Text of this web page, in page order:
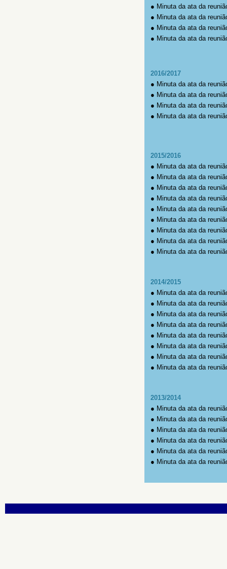
● Minuta da ata da
● Minuta da ata da
● Minuta da ata da
● Minuta da ata da
2016/2017
● Minuta da ata da
● Minuta da ata da
● Minuta da ata da
● Minuta da ata da
2015/2016
● Minuta da ata da
● Minuta da ata da
● Minuta da ata da
● Minuta da ata da
● Minuta da ata da
● Minuta da ata da
● Minuta da ata da
● Minuta da ata da
● Minuta da ata da
2014/2015
● Minuta da ata da
● Minuta da ata da
● Minuta da ata da
● Minuta da ata da
● Minuta da ata da
● Minuta da ata da
● Minuta da ata da
● Minuta da ata da
2013/2014
● Minuta da ata da
● Minuta da ata da
● Minuta da ata da
● Minuta da ata da
● Minuta da ata da
● Minuta da ata da